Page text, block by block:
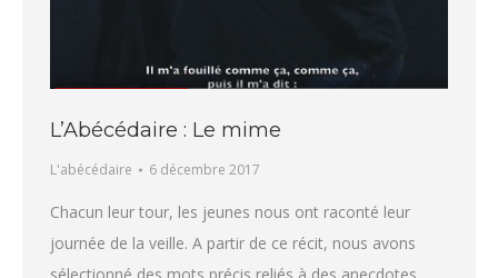
L’Abécédaire : Le mime
L'abécédaire 6 décembre 2017
Chacun leur tour, les jeunes nous ont raconté leur
journée de la veille. A partir de ce récit, nous avons
sélectionné des mots précis reliés à des anecdotes.